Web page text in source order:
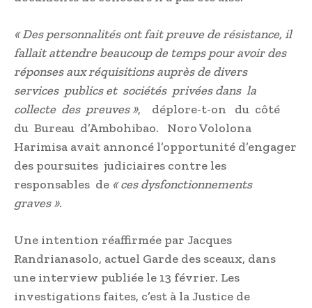
« Des personnalités ont fait preuve de résistance, il
fallait attendre beaucoup de temps pour avoir des
réponses aux réquisitions auprès de divers
services publics et sociétés privées dans la
collecte des preuves », déplore-t-on du côté
du Bureau d’Ambohibao. Noro Vololona
Harimisa avait annoncé l’opportunité d’engager
des poursuites judiciaires contre les
responsables de « ces dysfonctionnements
graves ».
Une intention réaffirmée par Jacques
Randrianasolo, actuel Garde des sceaux, dans
une interview publiée le 13 février. Les
investigations faites, c’est à la Justice de